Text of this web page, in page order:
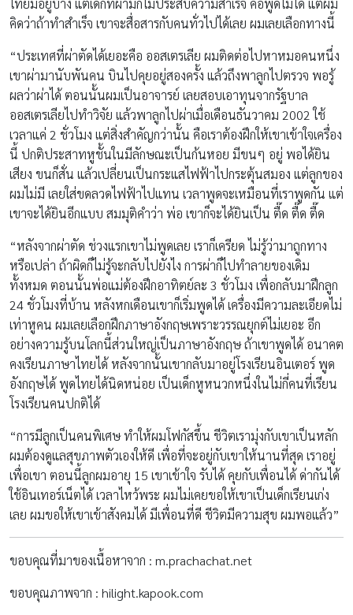
“หลังจากผ่าตัด ช่วงแรกเขาไม่พูดเลย เราก็เครียด ไม่รู้ว่ามาถูกทาง
ทั้งหมด ตอนนั้นพ่อแม่ต้องฝึกอาทิตย์ละ 3 ชั่วโมง เพื่อกลับมาฝึกลูก
24 ชั่วโมงที่บ้าน หลังหกเดือนเขาก็เริ่มพูดได้ เครื่องมีความละเอียดไม่
เท่าหูคน ผมเลยเลือกฝึกภาษาอังกฤษเพราะวรรณยุกต์ไม่เยอะ อีก
อย่างความรู้บนโลกนี้ส่วนใหญ่เป็นภาษาอังกฤษ ถ้าเขาพูดได้ อนาคต
คงเรียนภาษาไทยได้ หลังจากนั้นเขากลับมาอยู่โรงเรียนอินเตอร์ พูด
อังกฤษได้ พูดไทยได้นิดหน่อย เป็นเด็กหูหนวกหนึ่งในไม่กี่คนที่เรียน
โรงเรียนคนปกติได้
“การมีลูกเป็นคนพิเศษ ทำให้ผมโฟกัสขึ้น ชีวิตเรามุ่งกับเขาเป็นหลัก
ผมต้องดูแลสุขภาพตัวเองให้ดี เพื่อที่จะอยู่กับเขาให้นานที่สุด เราอยู่
เพื่อเขา ตอนนี้ลูกผมอายุ 15 เขาเข้าใจ รับได้ คุยกับเพื่อนได้ ด่ากันได้
ใช้อินเทอร์เน็ตได้ เวลาไหว้พระ ผมไม่เคยขอให้เขาเป็นเด็กเรียนเก่ง
เลย ผมขอให้เขาเข้าสังคมได้ มีเพื่อนที่ดี ชีวิตมีความสุข ผมพอแล้ว”
ขอบคุณที่มาของเนื้อหาจาก : m.prachachat.net
ขอบคุณภาพจาก : hilight.kapook.com
Share On :
Tags
RELATED